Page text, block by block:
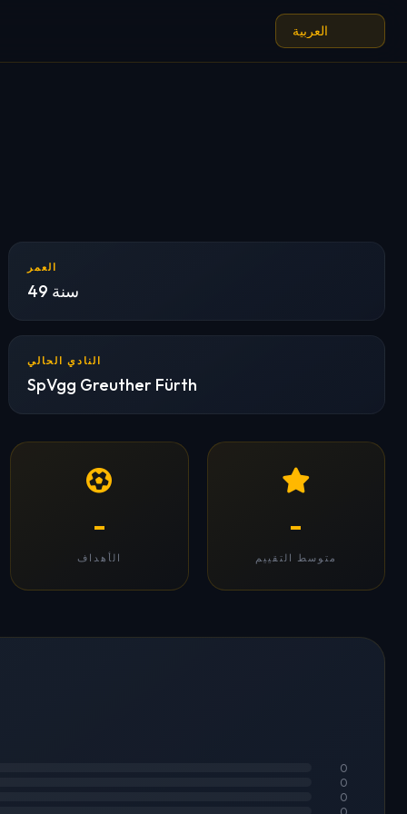
العمر
49 سنة
النادي الحالي
SpVgg Greuther Fürth
-
الأهداف
-
متوسط التقييم
0
0
0
0